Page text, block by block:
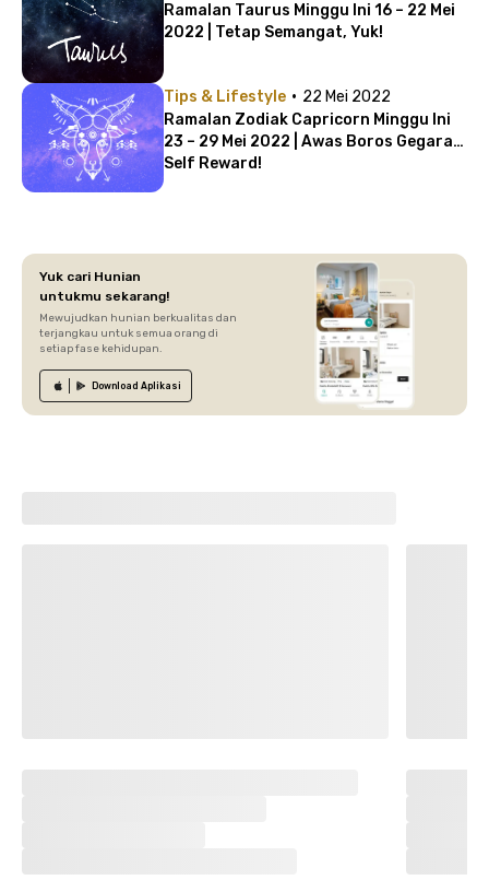
Ramalan Taurus Minggu Ini 16 – 22 Mei
2022 | Tetap Semangat, Yuk!
Tips & Lifestyle · 22 Mei 2022
Ramalan Zodiak Capricorn Minggu Ini
23 – 29 Mei 2022 | Awas Boros Gegara
Self Reward!
Yuk cari Hunian
untukmu sekarang!
Mewujudkan hunian berkualitas dan
terjangkau untuk semua orang di
setiap fase kehidupan.
Download Aplikasi